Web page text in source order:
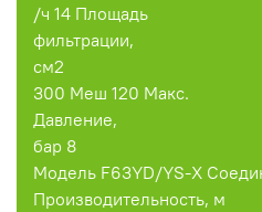
/ч 14 Площадь
фильтрации,
см2
300 Меш 120 Макс.
Давление,
бар 8
Модель F63YD/YS-X
Производительность, м